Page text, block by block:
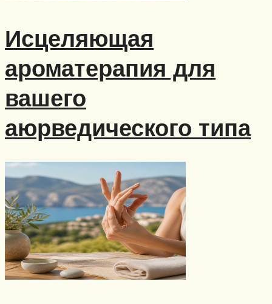
Исцеляющая
ароматерапия для
вашего
аюрведического типа